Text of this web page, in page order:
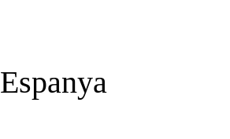
Espanya